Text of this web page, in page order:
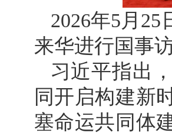
2026年5月
来华进行国事
习近平指出
同开启构建新
塞命运共同体